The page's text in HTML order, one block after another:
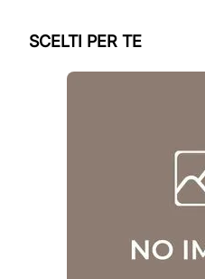
SCELTI PER TE